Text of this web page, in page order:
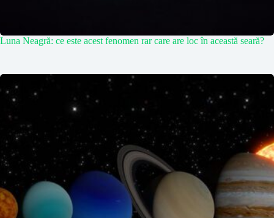
Luna Neagră: ce este acest fenomen rar care are loc în această seară?